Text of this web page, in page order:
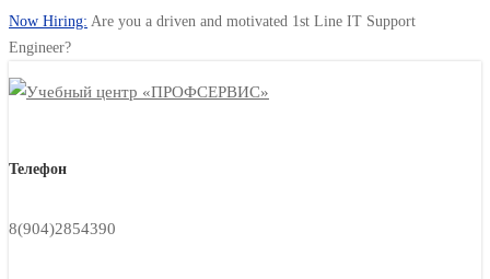
Now Hiring: Are you a driven and motivated 1st Line IT Support
Engineer?
Телефон
8(904)2854390